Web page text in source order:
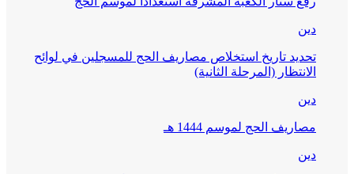
دين
تحديد تاريخ استخلاص مصاريف الحج للمسجلين في لوائح
الانتظار (المرحلة الثانية)
دين
مصاريف الحج لموسم 1444 هـ
دين